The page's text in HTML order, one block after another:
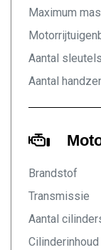
Maximum
Aantal sleutels
Aantal
Brandstof
Transmissie
Aantal
Cilinderinhoud